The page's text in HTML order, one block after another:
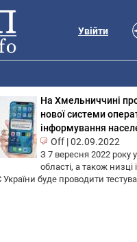
Увійти
На Хмельниччині
нової системи
інформування
Off |02.09.2022
З 7 вересня 2022 року
області, а також низці
буде проводити